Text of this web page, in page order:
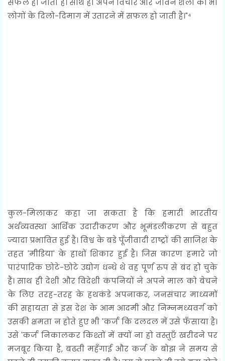
सफल हो जाती है। साथ ही अपने विचार और जीवन शैली को भी
लोगों के दिलो-दिमाग में उतारने में सफल हो जाती है।"⁴
कुल-मिलाकर कहा जा सकता है कि हमारी भारतीय
अर्थव्यवस्था आर्थिक उदारीकरण और भूमंडलीकरण से बहुत
ज्यादा प्रभावित हुई है। विश्व के बडे पूँजीवादी राष्ट्रों की साजिश के
तहत 'मीडिया' के हाथों शिकार हुई है। जिस कारण हमारे जो
पारंपारिक छोटे-छोटे उद्योग धन्धे थे वह पूर्ण रुप से बंद हो चुके
हैं। साथ ही देशी और विदेशी कंपनियों ने अपने माल को बेचने
के लिए तरह-तरह के हथकंडे अपनाकर, जनसंचार माध्यमों
की सहायता से इस देश के आम आदमी और निम्नमध्यवर्ग को
उसकी क्षमता न होते हुए भी 'कर्ज' कि दलदल में उसे फँसाया है।
उसे 'कर्ज' निकालकर किश्तों में क्यों ना हो वस्तुएँ खरीदने पर
मजबूर किया है, बढती महँगाई और कर्ज के बोझ ने समय से